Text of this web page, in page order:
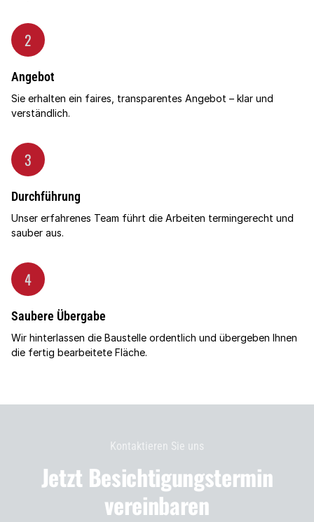
2
Angebot
Sie erhalten ein faires, transparentes Angebot – klar und
verständlich.
3
Durchführung
Unser erfahrenes Team führt die Arbeiten termingerecht und
sauber aus.
4
Saubere Übergabe
Wir hinterlassen die Baustelle ordentlich und übergeben Ihnen
die fertig bearbeitete Fläche.
Kontaktieren Sie uns
Jetzt Besichtigungs­termin
vereinbaren